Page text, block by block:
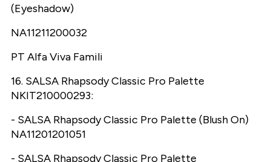
(Eyeshadow)
NA11211200032
PT Alfa Viva Famili
16. SALSA Rhapsody Classic Pro Palette
NKIT210000293:
- SALSA Rhapsody Classic Pro Palette (Blush On)
NA11201201051
- SALSA Rhapsody Classic Pro Palette